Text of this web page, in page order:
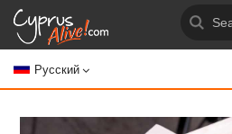
Русский